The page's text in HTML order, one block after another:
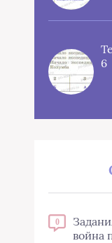
6
0
война